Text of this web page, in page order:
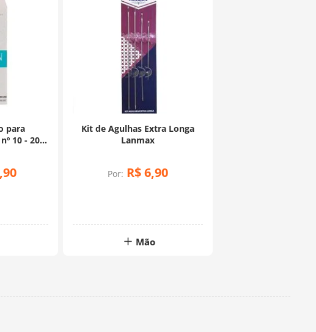
para
10 - 20
90
Kit de Agulhas Extra Longa
Lanmax
Por: R$6,90
Mão